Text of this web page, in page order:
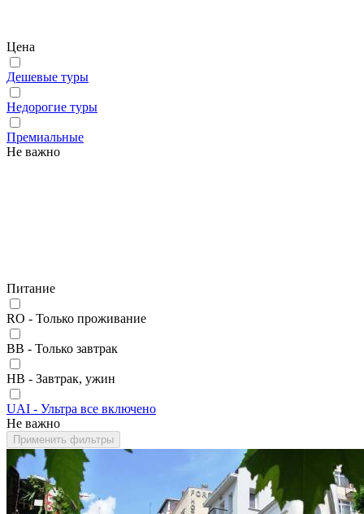
Цена
Дешевые туры
Недорогие туры
Премиальные
Не важно
Питание
RO - Только проживание
BB - Только завтрак
HB - Завтрак, ужин
UAI - Ультра все включено
Не важно
Применить фильтры